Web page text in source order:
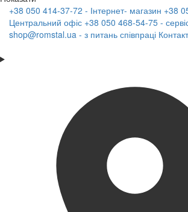
+38 050 414-37-72 - Інтернет- магазин +38
Центральний офіс +38 050 468-54-75 -
shop@romstal.ua - з питань співпраці